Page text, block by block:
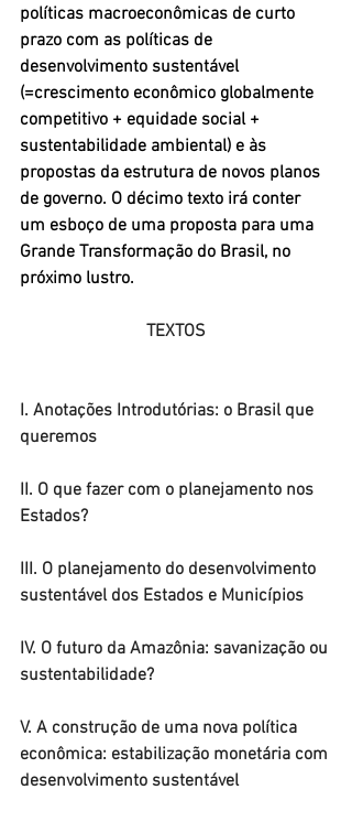
políticas macroeconômicas de curto
prazo com as políticas de
desenvolvimento sustentável
(=crescimento econômico globalmente
competitivo + equidade social +
sustentabilidade ambiental) e às
propostas da estrutura de novos planos
de governo. O décimo texto irá conter
um esboço de uma proposta para uma
Grande Transformação do Brasil, no
próximo lustro.
TEXTOS
I. Anotações Introdutórias: o Brasil que
queremos
II. O que fazer com o planejamento nos
Estados?
III. O planejamento do desenvolvimento
sustentável dos Estados e Municípios
IV. O futuro da Amazônia: savanização ou
sustentabilidade?
V. A construção de uma nova política
econômica: estabilização monetária com
desenvolvimento sustentável